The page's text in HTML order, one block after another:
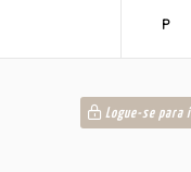
P
Logue-se para